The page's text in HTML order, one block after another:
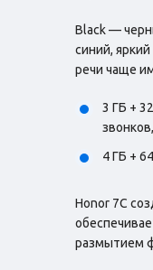
Black —
синий,
речи чаще
3 ГБ +
4 ГБ +
Honor 7C
размытием